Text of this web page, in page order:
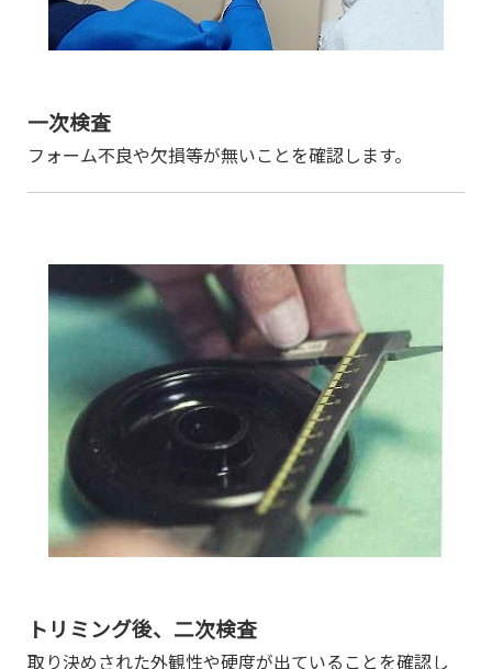
一次検査
フォーム不良や欠損等が無いことを確認します。
トリミング後、二次検査
取り決めされた外観性や硬度が出ていることを確認し